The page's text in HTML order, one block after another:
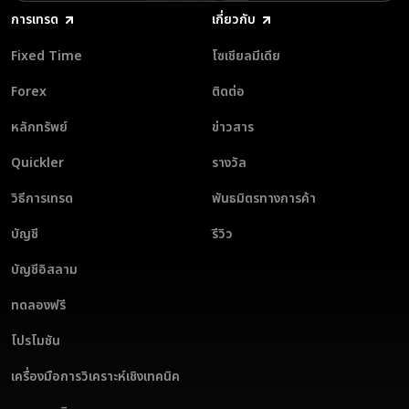
การเทรด
Fixed Time
Forex
หลักทรัพย์
Quickler
วิธีการเทรด
บัญชี
บัญชีอิสลาม
ทดลองฟรี
โปรโมชัน
เครื่องมือการวิเคราะห์เชิงเทคนิค
เกี่ยวกับ
โซเชียลมีเดีย
ติดต่อ
ข่าวสาร
รางวัล
พันธมิตรทางการค้า
รีวิว